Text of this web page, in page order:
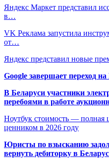
Яндекс Маркет представил
в…
VK Реклама запустила
от…
Яндекс представил новые
Google завершает переход
В Беларуси участники
перебоями в работе
Ноутбук стоимость — полная
ценником в 2026 году
Юристы по взысканию
вернуть дебиторку в